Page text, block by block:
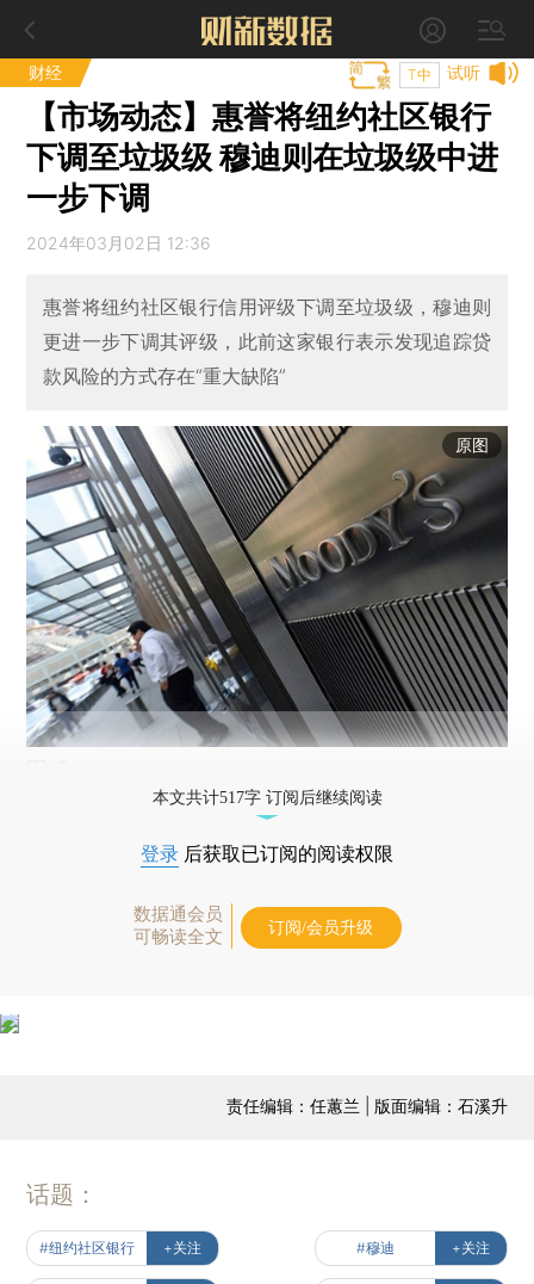
财经 试听
T中
【市场动态】惠誉将纽约社区银行
下调至垃圾级 穆迪则在垃圾级中进
一步下调
2024年03月02日 12:36
惠誉将纽约社区银行信用评级下调至垃圾级，穆迪则
更进一步下调其评级，此前这家银行表示发现追踪贷
款风险的方式存在“重大缺陷”
原图
本文共计517字 订阅后继续阅读
登录 后获取已订阅的阅读权限
数据通会员
可畅读全文
订阅/会员升级
责任编辑：任蕙兰 | 版面编辑：石溪升
话题：
#纽约社区银行 +关注 #穆迪 +关注